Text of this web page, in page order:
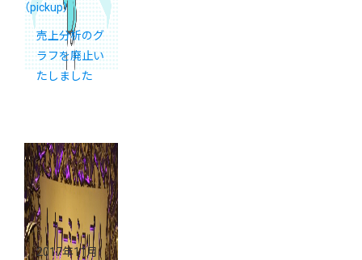
（pickup）
売上分析のグ
ラフを廃止い
たしました
2017年11月